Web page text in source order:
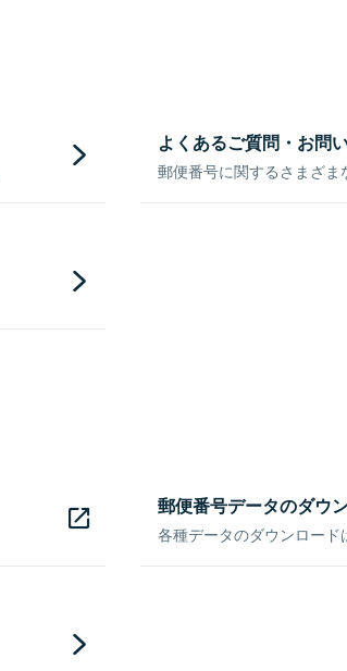
よくあるご質問・お問
郵便番号に関するさまざま
郵便番号データのダウ
各種データのダウンロード